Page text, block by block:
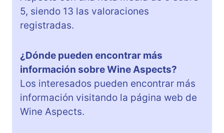
5, siendo 13 las valoraciones
registradas.
¿Dónde pueden encontrar más
información sobre Wine Aspects?
Los interesados pueden encontrar más
información visitando la página web de
Wine Aspects.